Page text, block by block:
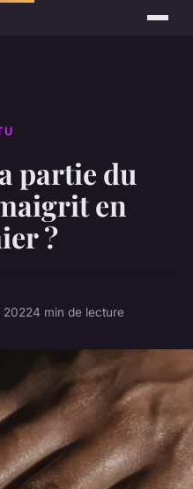
partie du
en
?
20224 min de lecture